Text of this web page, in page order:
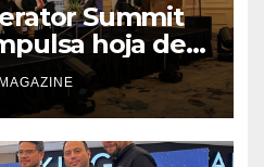
Summit
hoja de
la
del país